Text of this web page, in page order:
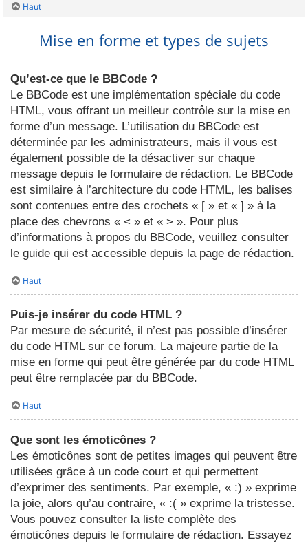
Haut
Mise en forme et types de sujets
Qu’est-ce que le BBCode ?
Le BBCode est une implémentation spéciale du code
HTML, vous offrant un meilleur contrôle sur la mise en
forme d’un message. L’utilisation du BBCode est
déterminée par les administrateurs, mais il vous est
également possible de la désactiver sur chaque
message depuis le formulaire de rédaction. Le BBCode
est similaire à l’architecture du code HTML, les balises
sont contenues entre des crochets « [ » et « ] » à la
place des chevrons « < » et « > ». Pour plus
d’informations à propos du BBCode, veuillez consulter
le guide qui est accessible depuis la page de rédaction.
Haut
Puis-je insérer du code HTML ?
Par mesure de sécurité, il n’est pas possible d’insérer
du code HTML sur ce forum. La majeure partie de la
mise en forme qui peut être générée par du code HTML
peut être remplacée par du BBCode.
Haut
Que sont les émoticônes ?
Les émoticônes sont de petites images qui peuvent être
utilisées grâce à un code court et qui permettent
d’exprimer des sentiments. Par exemple, « :) » exprime
la joie, alors qu’au contraire, « :( » exprime la tristesse.
Vous pouvez consulter la liste complète des
émoticônes depuis le formulaire de rédaction. Essayez